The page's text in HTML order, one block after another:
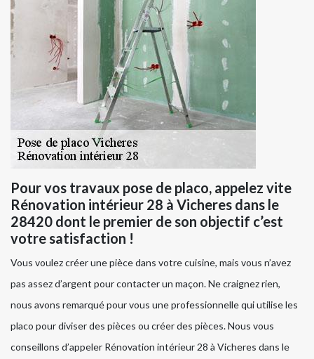
Pour vos travaux pose de placo, appelez vite
Rénovation intérieur 28 à Vicheres dans le
28420 dont le premier de son objectif c’est
votre satisfaction !
Vous voulez créer une pièce dans votre cuisine, mais vous n’avez
pas assez d’argent pour contacter un maçon. Ne craignez rien,
nous avons remarqué pour vous une professionnelle qui utilise les
placo pour diviser des pièces ou créer des pièces. Nous vous
conseillons d’appeler Rénovation intérieur 28 à Vicheres dans le